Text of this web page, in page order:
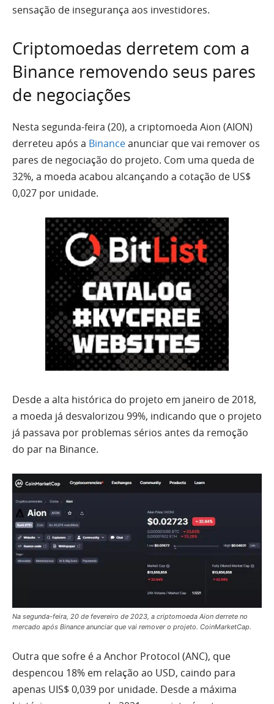
sensação de insegurança aos investidores.
Criptomoedas derretem com a
Binance removendo seus pares
de negociações
Nesta segunda-feira (20), a criptomoeda Aion (AION)
derreteu após a Binanceanunciar que vai remover os
pares de negociação do projeto. Com uma queda de
32%, a moeda acabou alcançando a cotação de US$
0,027 por unidade.
Desde a alta histórica do projeto em janeiro de 2018,
a moeda já desvalorizou 99%, indicando que o projeto
já passava por problemas sérios antes da remoção
do par na Binance.
Na segunda-feira, 20 de fevereiro de 2023, a criptomoeda Aion derrete no
mercado após Binance anunciar que vai remover o projeto. CoinMarketCap.
Outra que sofre é a Anchor Protocol (ANC), que
despencou 18% em relação ao USD, caindo para
apenas UIS$ 0,039 por unidade. Desde a máxima